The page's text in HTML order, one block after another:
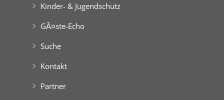
Kinder- & Jugendschutz
GĂ¤ste-Echo
Suche
Kontakt
Partner